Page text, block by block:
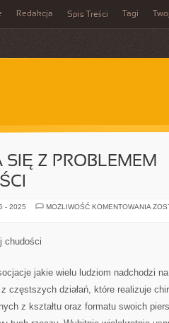
Redakcja Spis Treści Tagi
Z PROBLEMEM
- 2025 MOŻLIWOŚĆ KOMENTOWANIA
chudości
jakie wielu ludziom nadchodzi
częstszych działań, które realizuje
z kształtu oraz formatu swoich